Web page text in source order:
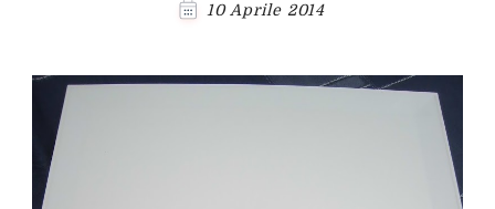
10 Aprile 2014